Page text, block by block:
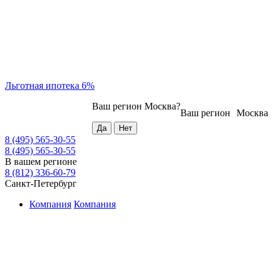
Льготная ипотека 6%
Москва
Ваш регион
Ваш регион Москва?
8 (495) 565-30-55
8 (495) 565-30-55
В вашем регионе
8 (812) 336-60-79
Санкт-Петербург
Компания Компания